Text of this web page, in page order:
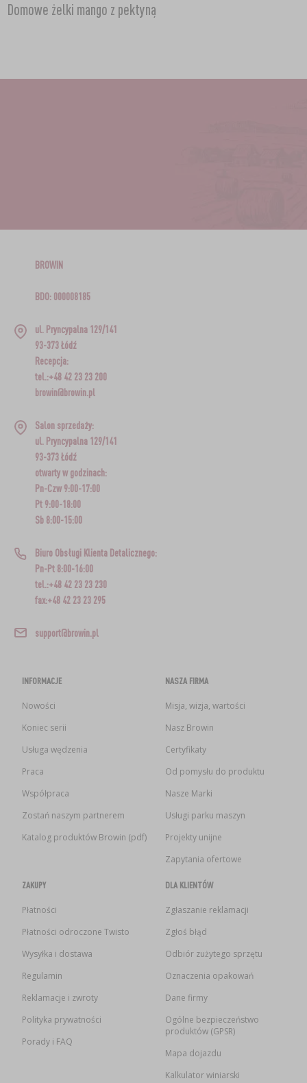
Domowe żelki mango z pektyną
BROWIN
BDO: 000008185
ul. Pryncypalna 129/141
93-373 Łódź
Recepcja:
tel.:+48 42 23 23 200
browin@browin.pl
Salon sprzedaży:
ul. Pryncypalna 129/141
93-373 Łódź
otwarty w godzinach:
Pn-Czw 9:00-17:00
Pt 9:00-18:00
Sb 8:00-15:00
Biuro Obsługi Klienta Detalicznego:
Pn-Pt 8:00-16:00
tel.:+48 42 23 23 230
fax:+48 42 23 23 295
support@browin.pl
INFORMACJE
Nowości
Koniec serii
Usługa wędzenia
Praca
Współpraca
Zostań naszym partnerem
Katalog produktów Browin (pdf)
NASZA FIRMA
Misja, wizja, wartości
Nasz Browin
Certyfikaty
Od pomysłu do produktu
Nasze Marki
Usługi parku maszyn
Projekty unijne
Zapytania ofertowe
ZAKUPY
Płatności
Płatności odroczone Twisto
Wysyłka i dostawa
Regulamin
Reklamacje i zwroty
Polityka prywatności
Porady i FAQ
DLA KLIENTÓW
Zgłaszanie reklamacji
Zgłoś błąd
Odbiór zużytego sprzętu
Oznaczenia opakowań
Dane firmy
Ogólne bezpieczeństwo
produktów (GPSR)
Mapa dojazdu
Kalkulator winiarski